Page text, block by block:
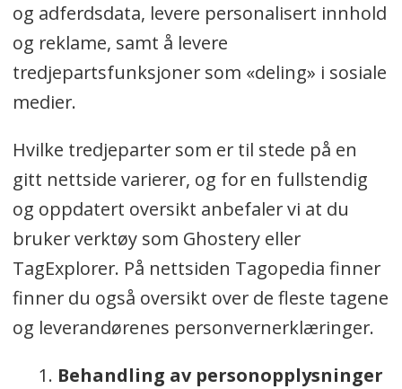
og adferdsdata, levere personalisert innhold
og reklame, samt å levere
tredjepartsfunksjoner som «deling» i sosiale
medier.
Hvilke tredjeparter som er til stede på en
gitt nettside varierer, og for en fullstendig
og oppdatert oversikt anbefaler vi at du
bruker verktøy som Ghostery eller
TagExplorer. På nettsiden Tagopedia finner
finner du også oversikt over de fleste tagene
og leverandørenes personvernerklæringer.
Behandling av personopplysninger